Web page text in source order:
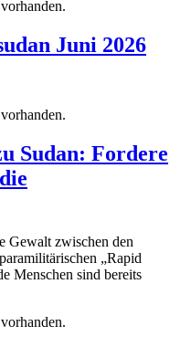
Juni 2026
Sudan: Fordere
Gewalt zwischen den
„Rapid
Menschen sind bereits